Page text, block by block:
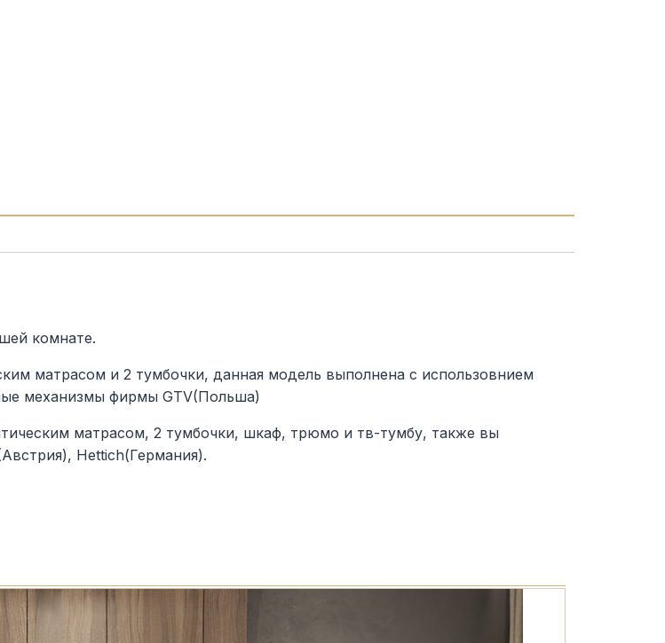
комнате.
матрасом и 2 тумбочки, данная модель выполнена с использовнием
механизмы фирмы GTV(Польша)
матрасом, 2 тумбочки, шкаф, трюмо и тв-тумбу, также вы
Hettich(Германия).